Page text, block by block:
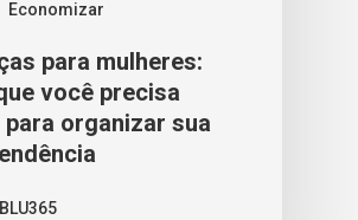
Economizar
para mulheres:
você precisa
para organizar sua
BLU365